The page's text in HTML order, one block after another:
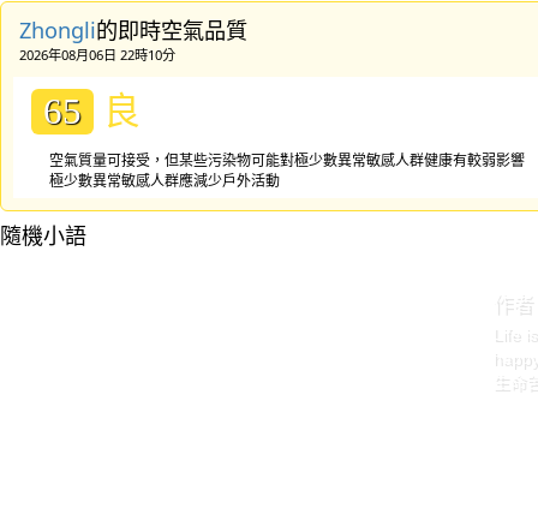
Zhongli的即時空氣品質
2026年08月06日 22時10分
65 良
空氣質量可接受，但某些污染物可能對極少數異常敏感人群健康有較弱影響
極少數異常敏感人群應減少戶外活動
隨機小語
作
Life
生命